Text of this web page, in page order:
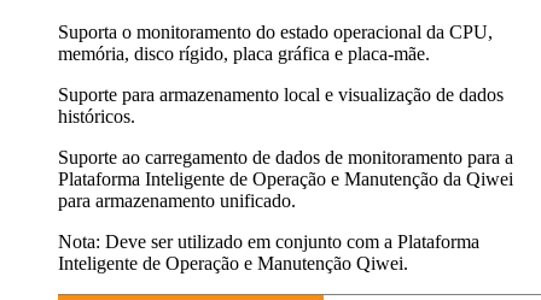
Suporta o monitoramento do estado operacional da CPU,
memória, disco rígido, placa gráfica e placa-mãe.
Suporte para armazenamento local e visualização de dados
históricos.
Suporte ao carregamento de dados de monitoramento para a
Plataforma Inteligente de Operação e Manutenção da Qiwei
para armazenamento unificado.
Nota: Deve ser utilizado em conjunto com a Plataforma
Inteligente de Operação e Manutenção Qiwei.